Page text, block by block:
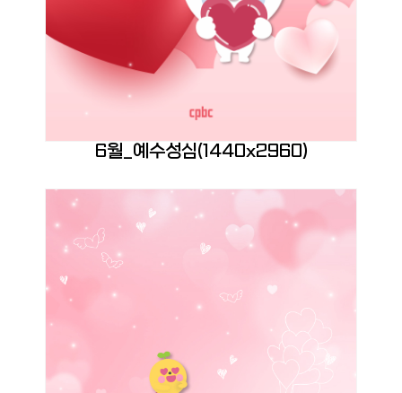
6월_예수성심(1440x2960)